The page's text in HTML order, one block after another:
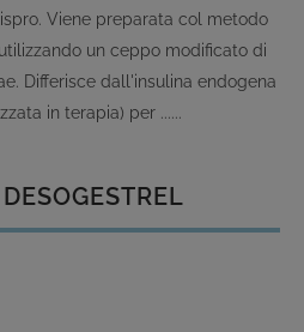
Viene preparata col metodo
un ceppo modificato di
Differisce dall'insulina endogena
in terapia) per ......